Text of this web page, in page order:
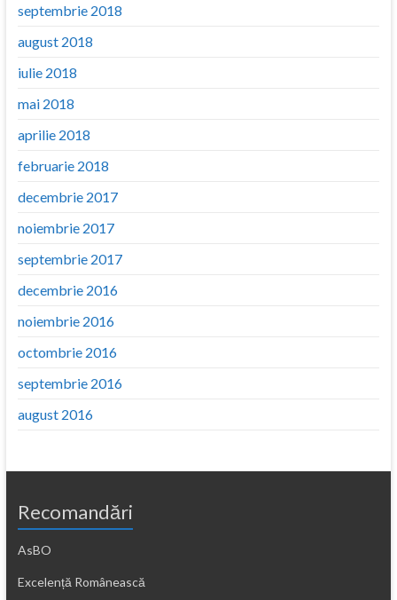
septembrie 2018
august 2018
iulie 2018
mai 2018
aprilie 2018
februarie 2018
decembrie 2017
noiembrie 2017
septembrie 2017
decembrie 2016
noiembrie 2016
octombrie 2016
septembrie 2016
august 2016
Recomandări
AsBO
Excelență Românească